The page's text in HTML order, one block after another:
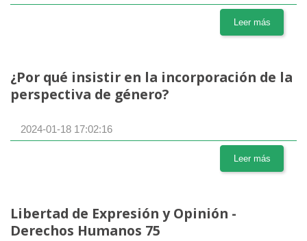
Leer más
¿Por qué insistir en la incorporación de la
perspectiva de género?
2024-01-18 17:02:16
Leer más
Libertad de Expresión y Opinión -
Derechos Humanos 75